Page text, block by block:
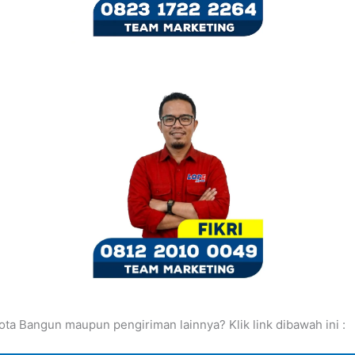
Bangun maupun pengiriman lainnya? Klik link dibawah ini :